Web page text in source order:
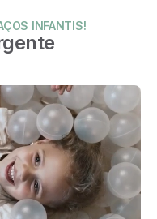
INFANTIS!